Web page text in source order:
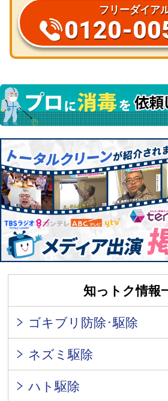
フリーダイア
0120-
知っトク情報
ゴキブリ防除･駆除
ネズミ駆除
ハト駆除